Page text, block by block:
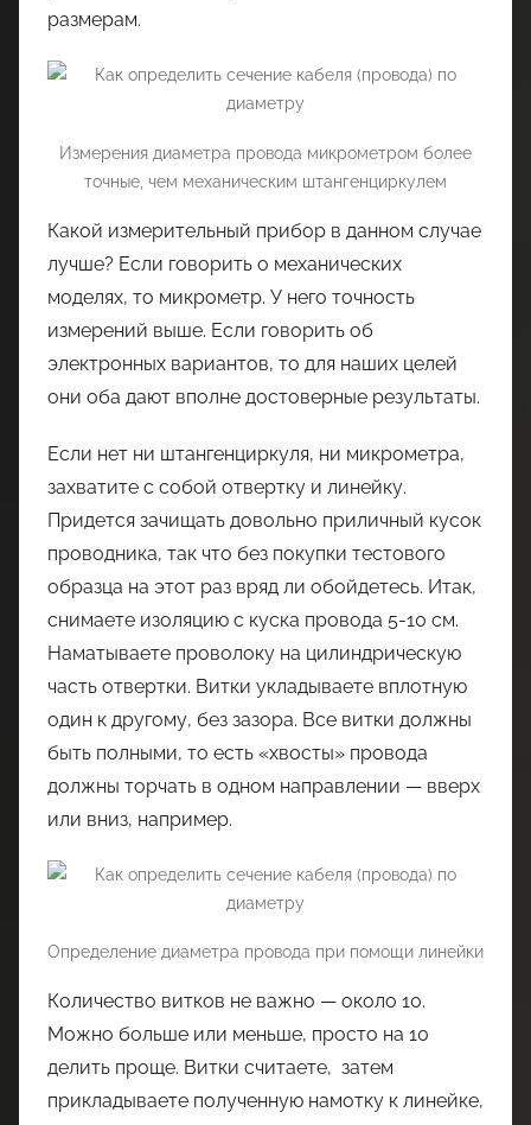
размерам.
Измерения диаметра провода микрометром более
точные, чем механическим штангенциркулем
Какой измерительный прибор в данном случае
лучше? Если говорить о механических
моделях, то микрометр. У него точность
измерений выше. Если говорить об
электронных вариантов, то для наших целей
они оба дают вполне достоверные результаты.
Если нет ни штангенциркуля, ни микрометра,
захватите с собой отвертку и линейку.
Придется зачищать довольно приличный кусок
проводника, так что без покупки тестового
образца на этот раз вряд ли обойдетесь. Итак,
снимаете изоляцию с куска провода 5-10 см.
Наматываете проволоку на цилиндрическую
часть отвертки. Витки укладываете вплотную
один к другому, без зазора. Все витки должны
быть полными, то есть «хвосты» провода
должны торчать в одном направлении — вверх
или вниз, например.
Определение диаметра провода при помощи линейки
Количество витков не важно — около 10.
Можно больше или меньше, просто на 10
делить проще. Витки считаете, затем
прикладываете полученную намотку к линейке,